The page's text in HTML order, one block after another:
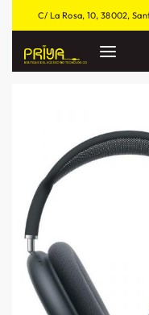
C/ La Rosa, 10, 38002,